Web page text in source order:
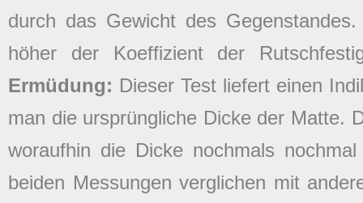
durch das Gewicht des
höher der Koeffizient der
Ermüdung: Dieser Test liefert einen
man die ursprüngliche Dicke der Matte.
woraufhin die Dicke nochmals
beiden Messungen verglichen mit